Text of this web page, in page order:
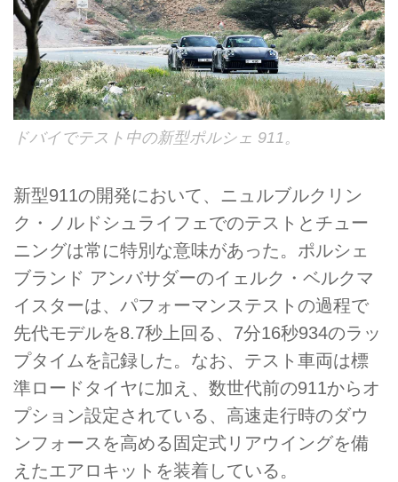
ドバイでテスト中の新型ポルシェ 911。
新型911の開発において、ニュルブルクリン
ク・ノルドシュライフェでのテストとチュー
ニングは常に特別な意味があった。ポルシェ
ブランド アンバサダーのイェルク・ベルクマ
イスターは、パフォーマンステストの過程で
先代モデルを8.7秒上回る、7分16秒934のラッ
プタイムを記録した。なお、テスト車両は標
準ロードタイヤに加え、数世代前の911からオ
プション設定されている、高速走行時のダウ
ンフォースを高める固定式リアウイングを備
えたエアロキットを装着している。